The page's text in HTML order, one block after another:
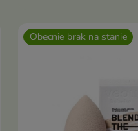
aplikacji kosmetyków
Obecnie brak na stanie